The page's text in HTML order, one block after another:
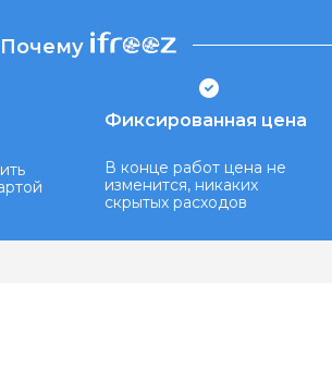
Почему
Фиксированная цена
В конце работ цена не
изменится, никаких
скрытых расходов